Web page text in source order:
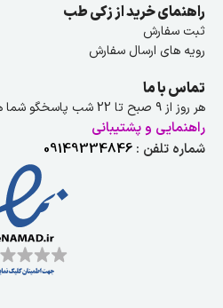
راهنمای خرید از زکی طب
ثبت سفارش
رویه های ارسال سفارش
تماس با ما
هر روز از ۹ صبح تا 22 شب پاسخگو شما هستیم.
راهنمایی و پشتیبانی
شماره تلفن : 09149334846